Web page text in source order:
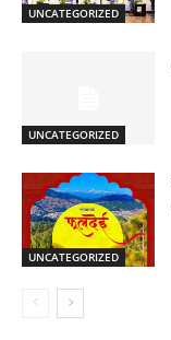
UNCATEGORIZED
UNCATEGORIZED
UNCATEGORIZED